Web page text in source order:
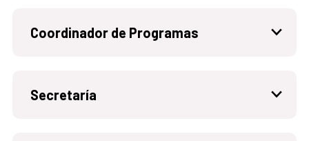
Coordinador de Programas
Secretaría